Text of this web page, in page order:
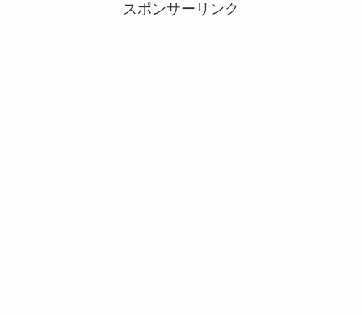
スポンサーリンク